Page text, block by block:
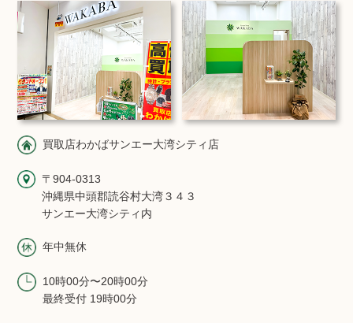
買取店わかばサンエー大湾シティ店
〒904-0313
沖縄県中頭郡読谷村大湾３４３
サンエー大湾シティ内
年中無休
10時00分〜20時00分
最終受付 19時00分